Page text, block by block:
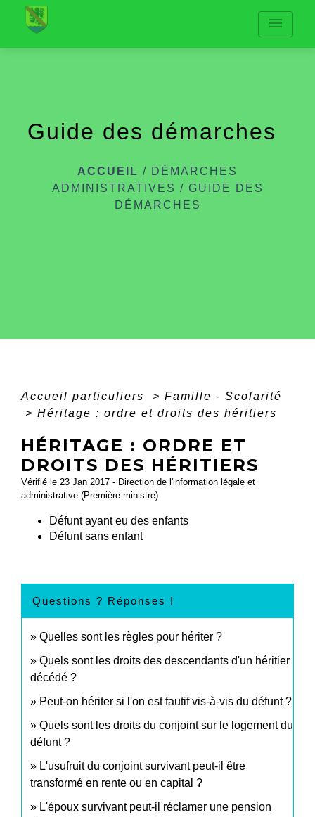
menu
Guide des démarches
ACCUEIL / DÉMARCHES
ADMINISTRATIVES / GUIDE DES
DÉMARCHES
Accueil particuliers > Famille - Scolarité
> Héritage : ordre et droits des héritiers
HÉRITAGE : ORDRE ET
DROITS DES HÉRITIERS
Vérifié le 23 Jan 2017 - Direction de l'information légale et
administrative (Première ministre)
Défunt ayant eu des enfants
Défunt sans enfant
Questions ? Réponses !
Quelles sont les règles pour hériter ?
Quels sont les droits des descendants d'un héritier
décédé ?
Peut-on hériter si l'on est fautif vis-à-vis du défunt ?
Quels sont les droits du conjoint sur le logement du
défunt ?
L'usufruit du conjoint survivant peut-il être
transformé en rente ou en capital ?
L'époux survivant peut-il réclamer une pension